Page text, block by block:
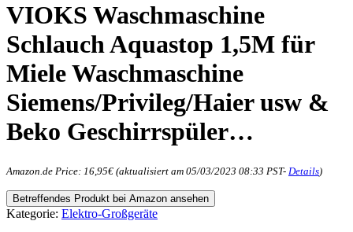
VIOKS Waschmaschine
Schlauch Aquastop 1,5M für
Miele Waschmaschine
Siemens/Privileg/Haier usw &
Beko Geschirrspüler…
Amazon.de Price: 16,95€ (aktualisiert am 05/03/2023 08:33 PST- Details)
Betreffendes Produkt bei Amazon ansehen
Kategorie: Elektro-Großgeräte